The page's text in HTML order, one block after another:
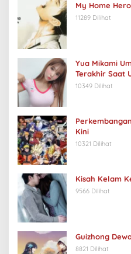
My Home
11289 Dilihat
Yua Mikami
Terakhir Saat
10349 Dilihat
Kini
10321 Dilihat
Kisah Kelam
9566 Dilihat
Guizhong
8821 Dilihat